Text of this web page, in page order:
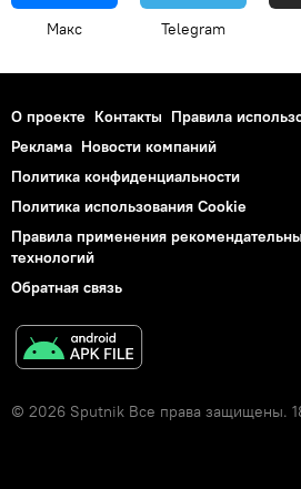
Макс Telegram
О проекте Контакты Правила
Реклама Новости компаний
Политика конфиденциальности
Политика использования Cookie
Правила применения
технологий
Обратная связь
© 2026 Sputnik Все права защищены.